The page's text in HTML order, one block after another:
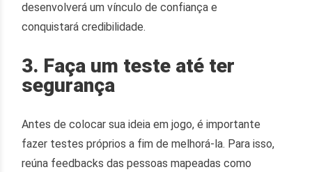
desenvolverá um vínculo de confiança e
conquistará credibilidade.
3. Faça um teste até ter
segurança
Antes de colocar sua ideia em jogo, é importante
fazer testes próprios a fim de melhorá-la. Para isso,
reúna feedbacks das pessoas mapeadas como